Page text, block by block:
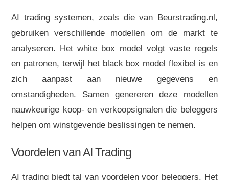
AI trading systemen, zoals die van Beurstrading.nl,
gebruiken verschillende modellen om de markt te
analyseren. Het white box model volgt vaste regels
en patronen, terwijl het black box model flexibel is en
zich aanpast aan nieuwe gegevens en
omstandigheden. Samen genereren deze modellen
nauwkeurige koop- en verkoopsignalen die beleggers
helpen om winstgevende beslissingen te nemen.
Voordelen van AI Trading
AI trading biedt tal van voordelen voor beleggers. Het